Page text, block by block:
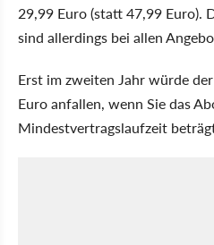
29,99 Euro (statt 47,99 Euro).
sind allerdings bei allen
Erst im zweiten Jahr würde
Euro anfallen, wenn Sie das
Mindestvertragslaufzeit